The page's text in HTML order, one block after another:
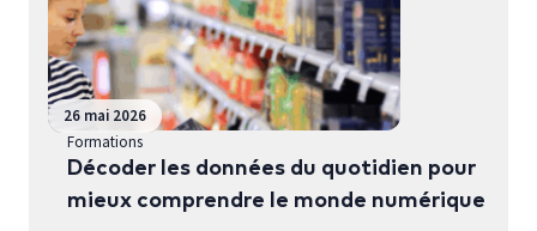
26 mai 2026
Formations
Décoder les données du quotidien pour
mieux comprendre le monde numérique